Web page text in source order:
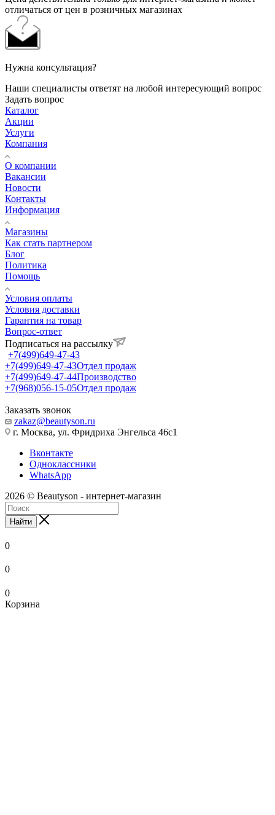
отличаться от цен в розничных магазинах
Нужна консультация?
Наши специалисты ответят на любой интересующий вопрос
Задать вопрос
Каталог
Акции
Услуги
Компания
О компании
Вакансии
Новости
Контакты
Информация
Магазины
Как стать партнером
Блог
Политика
Помощь
Условия оплаты
Условия доставки
Гарантия на товар
Вопрос-ответ
Подписаться на рассылку
+7(499)649-47-43
+7(499)649-47-43Отдел продаж
+7(499)649-47-44Производство
+7(968)056-15-05Отдел продаж
Заказать звонок
zakaz@beautyson.ru
г. Москва, ул. Фридриха Энгельса 46с1
Вконтакте
Одноклассники
WhatsApp
2026 © Beautyson - интернет-магазин
Найти
0
0
0
Корзина